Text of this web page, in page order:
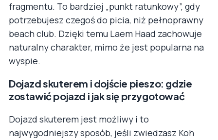
fragmentu. To bardziej „punkt ratunkowy”, gdy
potrzebujesz czegoś do picia, niż pełnoprawny
beach club. Dzięki temu Laem Haad zachowuje
naturalny charakter, mimo że jest popularna na
wyspie.
Dojazd skuterem i dojście pieszo: gdzie
zostawić pojazd i jak się przygotować
Dojazd skuterem jest możliwy i to
najwygodniejszy sposób, jeśli zwiedzasz Koh